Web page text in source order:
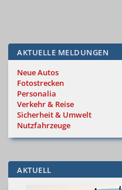
AKTUELLE MELDUNGEN
Neue Autos
Fotostrecken
Personalia
Verkehr & Reise
Sicherheit & Umwelt
Nutzfahrzeuge
AKTUELL